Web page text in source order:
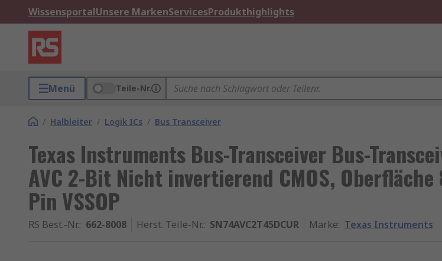
WissensportalUnsere MarkenServicesProdukthighlights
Menü Teile-Nr.
/ Halbleiter / Logik ICs / Bus Transceiver
Texas Instruments Bus-Transceiver Bus-
AVC 2-Bit Nicht invertierend CMOS, Oberfläche
Pin VSSOP
RS Best.-Nr.: 662-8008 Herst. Teile-Nr.: SN74AVC2T45DCUR Marke: Texas Instruments